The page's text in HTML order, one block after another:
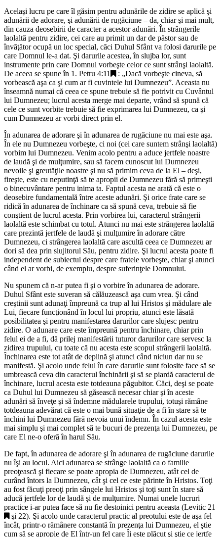
Acelaşi lucru pe care îl găsim pentru adunările de zidire se aplică şi
adunării de adorare, şi adunării de rugăciune – da, chiar şi mai mult,
din cauza deosebirii de caracter a acestor adunări. În strângerile
laolaltă pentru zidire, cei care au primit un dar de păstor sau de
învăţător ocupă un loc special, căci Duhul Sfânt va folosi darurile pe
care Domnul le-a dat. Şi darurile acestea, în slujba lor, sunt
instrumente prin care Domnul vorbeşte celor ce sunt strânşi laolaltă.
De aceea se spune în 1. Petru 4:11 : „Dacă vorbeşte cineva, să
vorbească aşa ca şi cum ar fi cuvintele lui Dumnezeu”. Aceasta nu
înseamnă numai că ceea ce spune trebuie să fie potrivit cu Cuvântul
lui Dumnezeu; lucrul acesta merge mai departe, vrând să spună că
cele ce sunt vorbite trebuie să fie exprimarea lui Dumnezeu, ca şi
cum Dumnezeu ar vorbi direct prin el.
În adunarea de adorare şi în adunarea de rugăciune nu mai este aşa.
În ele nu Dumnezeu vorbeşte, ci noi (cei care suntem strânşi laolaltă)
vorbim lui Dumnezeu. Venim acolo pentru a aduce jertfele noastre
de laudă şi de mulţumire, sau să facem cunoscut lui Dumnezeu
nevoile şi greutăţile noastre şi nu să primim ceva de la El – deşi,
fireşte, este cu neputinţă să te apropii de Dumnezeu fără să primeşti
o binecuvântare pentru inima ta. Faptul acesta ne arată că este o
deosebire fundamentală între aceste adunări. Şi orice frate care se
ridică în adunarea de închinare ca să spună ceva, trebuie să fie
conştient de lucrul acesta. Prin vorbirea lui, caracterul strângerii
laolaltă este schimbat cu totul. Atunci nu mai este strângerea laolaltă
care prezintă jertfele de laudă şi mulţumire în adorare către
Dumnezeu, ci strângerea laolaltă care ascultă ceea ce Dumnezeu ar
dori să dea prin slujitorul Său, pentru zidire. Şi lucrul acesta poate fi
independent de subiectul despre care fratele vorbeşte, chiar şi atunci
când el ar vorbi, de exemplu, despre suferinţele Domnului.
Nu spunem că n-ar putea fi şi o vorbire în adunarea de adorare.
Duhul Sfânt este suveran să călăuzească aşa cum vrea. Şi când
creştinii sunt adunaţi împreună ca trup al lui Hristos şi mădulare ale
Lui, fiecare funcţionând în locul lui propriu, atunci este lăsată
posibilitatea şi pentru manifestarea darurilor care slujesc pentru
zidire. O adunare care este împreună pentru închinare, chiar prin
felul ei de a fi, dă prilej manifestării tuturor darurilor care servesc la
zidirea trupului, cu toate că nu acesta este scopul strângerii laolaltă.
Închinarea este tot atât de deplină şi atunci când niciun dar nu se
manifestă. Şi acolo unde felul în care darurile sunt folosite face să se
umbrească ceva din caracterul închinării şi să se piardă caracterul de
închinare, lucrul acesta este totdeauna păgubitor. Căci, deşi se poate
ca Duhul lui Dumnezeu să găsească necesar chiar şi în aceste
adunări să înveţe şi să îndemne mădularele trupului, totuşi rămâne
totdeauna adevărat că este o mai bună situaţie de a fi în stare să te
închini lui Dumnezeu fără nevoia unui îndemn. În cazul acesta este
mai simplu şi mai complet să te bucuri de prezenţa lui Dumnezeu, pe
care El ne-o oferă în harul Său.
De fapt, în adunarea de adorare şi în adunarea de rugăciune darurile
nu îşi au locul. Aici adunarea se strânge laolaltă ca o familie
preoţească şi fiecare se poate apropia de Dumnezeu, atât cel de
curând întors la Dumnezeu, cât şi cel ce este părinte în Hristos. Toţi
au fost făcuţi preoţi prin sângele lui Hristos şi toţi sunt în stare să
aducă jertfele lor de laudă şi de mulţumire. Numai unele lucruri
practice i-ar putea face să nu fie destoinici pentru aceasta (Levitic 21
şi 22). Şi acolo unde caracterul practic al preotului este de aşa fel
încât, printr-o rămânere constantă în prezenţa lui Dumnezeu, el ştie
cum să se apropie de El într-un fel care Îi este plăcut şi ştie ce jertfe